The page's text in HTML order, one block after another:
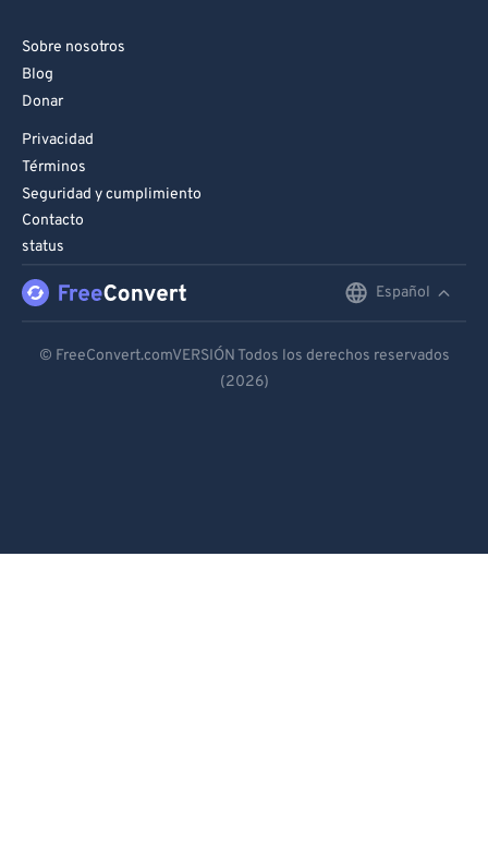
Sobre nosotros
Blog
Donar
Privacidad
Términos
Seguridad y cumplimiento
Contacto
status
Español
Español
© FreeConvert.comVERSIÓN Todos los derechos reservados
(2026)